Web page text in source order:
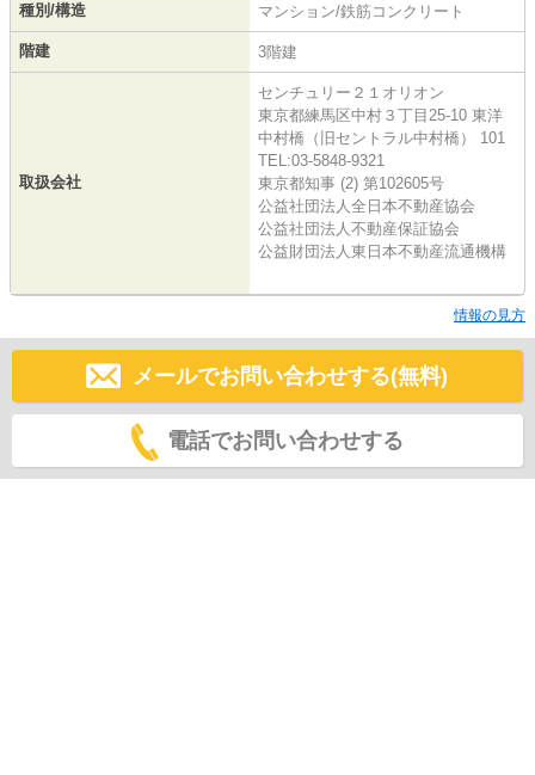
種別/構造 マンション/鉄筋コンクリート
階建 3階建
取扱会社
センチュリー２１オリオン
東京都練馬区中村３丁目25-10 東洋
中村橋（旧セントラル中村橋） 101
TEL:03-5848-9321
東京都知事 (2) 第102605号
公益社団法人全日本不動産協会
公益社団法人不動産保証協会
公益財団法人東日本不動産流通機構
情報の見方
メールでお問い合わせする(無料)
電話でお問い合わせする